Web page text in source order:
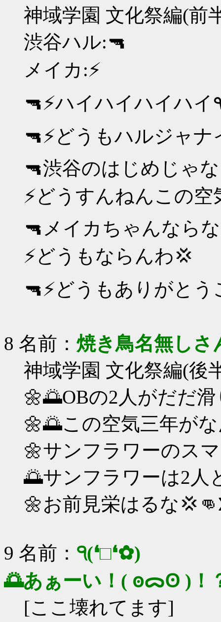
神域学園 文化祭編(前
渋谷ハル:🔫
メイカ:⚡
🔫⚡どうもハルジャ
🔫渋谷のはじめじゃ
⚡どうすんねんこの空
🔫メイカちゃんなら
⚡どうもならんわ💢
🔫⚡どうもありがと
8 名前： 焼き鳥名無しさ
神域学園 文化祭編(後
🌼🌅OBの2人がだだ
🌼🌅この空気三年が
🌼サンフラワーのス
🌅サンフラワーは2人
🌼お前見栄はるな
9 名前： ੧(❛□❛✿)
🌅あぁーい！( ꙩᯅꙨ )！
[ここ壊れてます]